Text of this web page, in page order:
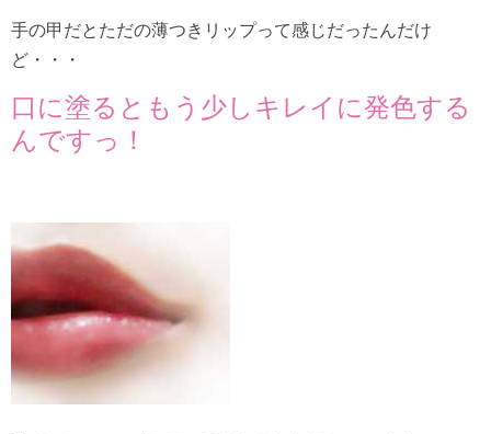
手の甲だとただの薄つきリップって感じだったんだけ
ど・・・
口に塗るともう少しキレイに発色する
んですっ！